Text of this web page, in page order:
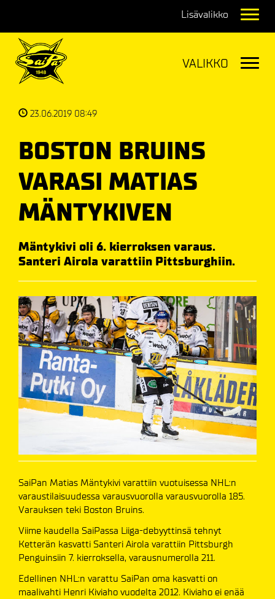
23.06.2019 08:49
BOSTON BRUINS
VARASI MATIAS
MÄNTYKIVEN
Mäntykivi oli 6. kierroksen varaus.
Santeri Airola varattiin Pittsburghiin.
SaiPan Matias Mäntykivi varattiin vuotuisessa NHL:n
varaustilaisuudessa varausvuorolla varausvuorolla 185.
Varauksen teki Boston Bruins.
Viime kaudella SaiPassa Liiga-debyyttinsä tehnyt
Ketterän kasvatti Santeri Airola varattiin Pittsburgh
Penguinsiin 7. kierroksella, varausnumerolla 211.
Edellinen NHL:n varattu SaiPan oma kasvatti on
maalivahti Henri Kiviaho vuodelta 2012. Kiviaho ei enää